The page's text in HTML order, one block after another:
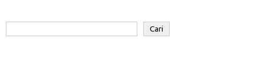
Cari
Cari